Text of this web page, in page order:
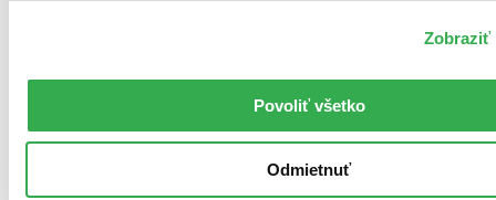
Zobraziť
Povoliť všetko
Odmietnuť